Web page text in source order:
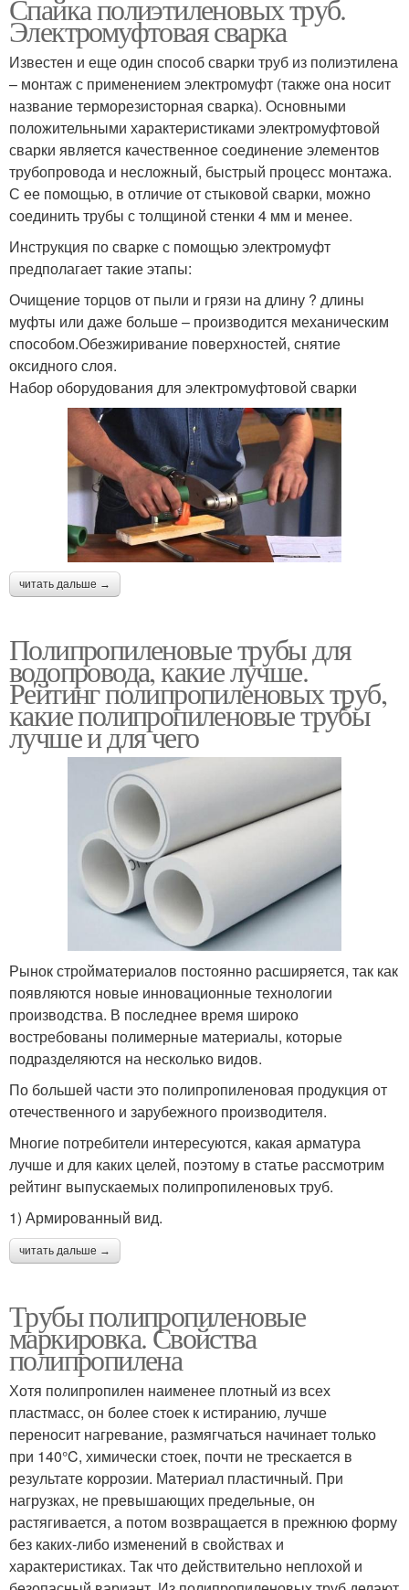
Спайка полиэтиленовых труб.
Электромуфтовая сварка
Известен и еще один способ сварки труб из полиэтилена
– монтаж с применением электромуфт (также она носит
название терморезисторная сварка). Основными
положительными характеристиками электромуфтовой
сварки является качественное соединение элементов
трубопровода и несложный, быстрый процесс монтажа.
С ее помощью, в отличие от стыковой сварки, можно
соединить трубы с толщиной стенки 4 мм и менее.
Инструкция по сварке с помощью электромуфт
предполагает такие этапы:
Очищение торцов от пыли и грязи на длину ? длины
муфты или даже больше – производится механическим
способом.Обезжиривание поверхностей, снятие
оксидного слоя.
Набор оборудования для электромуфтовой сварки
читать дальше →
Полипропиленовые трубы для
водопровода, какие лучше.
Рейтинг полипропиленовых труб,
какие полипропиленовые трубы
лучше и для чего
Рынок стройматериалов постоянно расширяется, так как
появляются новые инновационные технологии
производства. В последнее время широко
востребованы полимерные материалы, которые
подразделяются на несколько видов.
По большей части это полипропиленовая продукция от
отечественного и зарубежного производителя.
Многие потребители интересуются, какая арматура
лучше и для каких целей, поэтому в статье рассмотрим
рейтинг выпускаемых полипропиленовых труб.
1) Армированный вид.
читать дальше →
Трубы полипропиленовые
маркировка. Свойства
полипропилена
Хотя полипропилен наименее плотный из всех
пластмасс, он более стоек к истиранию, лучше
переносит нагревание, размягчаться начинает только
при 140°C, химически стоек, почти не трескается в
результате коррозии. Материал пластичный. При
нагрузках, не превышающих предельные, он
растягивается, а потом возвращается в прежнюю форму
без каких-либо изменений в свойствах и
характеристиках. Так что действительно неплохой и